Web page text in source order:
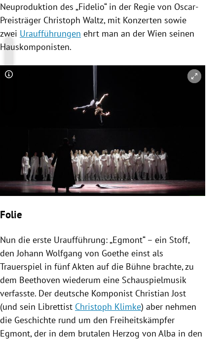
Neuproduktion des „Fidelio“ in der Regie von Oscar-
Preisträger Christoph Waltz, mit Konzerten sowie
zwei Uraufführungen ehrt man an der Wien seinen
Hauskomponisten.
Copyright-Hinweis öffnen/schließen
Folie
Nun die erste Uraufführung: „Egmont“ – ein Stoff,
denJohann Wolfgang von Goethe einst als
Trauerspiel in fünf Akten auf die Bühne brachte, zu
dem Beethoven wiederum eine Schauspielmusik
verfasste. Der deutsche Komponist Christian Jost
(und sein Librettist Christoph Klimke) aber nehmen
die Geschichte rund um den Freiheitskämpfer
Egmont, der in dem brutalen Herzog von Alba in den